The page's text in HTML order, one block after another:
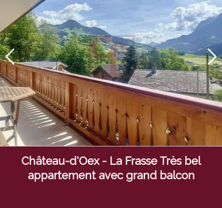
Château-d'Oex - La Frasse Très bel
appartement avec grand balcon